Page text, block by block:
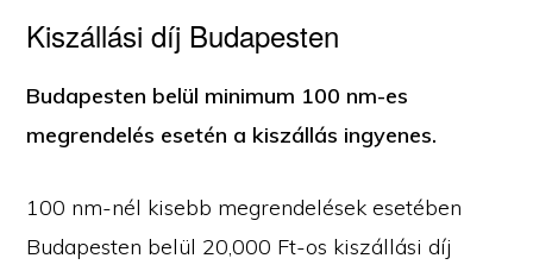
Kiszállási díj Budapesten
Budapesten belül minimum 100 nm-es
megrendelés esetén a kiszállás ingyenes.
100 nm-nél kisebb megrendelések esetében
Budapesten belül 20,000 Ft-os kiszállási díj